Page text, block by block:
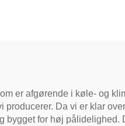
er afgørende i køle- og
Da vi er klar
for høj pålidelighed.